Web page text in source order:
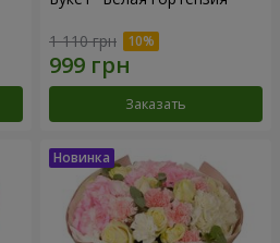
1 110 грн
Заказать